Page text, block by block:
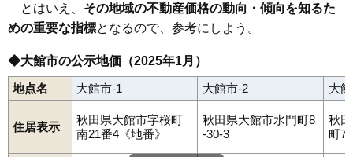
とはいえ、 その地域の不動産価格の動向・傾向を知るた
めの重要な指標となるので、参考にしよう。
◆大館市の公示地価（2025年1月）
地点名 大館市-1 大館市-2 大
住居表示
秋田県大館市字桜町
南21番4《地番》
秋田県大館市水門町8
-30-3
秋
町7-